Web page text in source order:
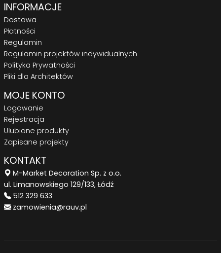
INFORMACJE
Dostawa
Płatności
Regulamin
Regulamin projektów indywidualnych
Polityka Prywatności
Pliki dla Architektów
MOJE KONTO
Logowanie
Rejestracja
Ulubione produkty
Zapisane projekty
KONTAKT
M-Market Decoration Sp. z o.o.
ul. Limanowskiego 129/133, Łódź
512 329 633
zamowienia@rauv.pl